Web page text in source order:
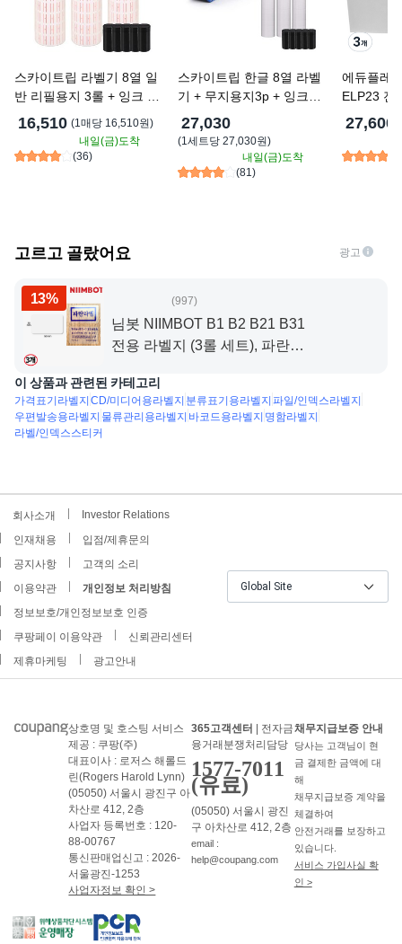
스카이트립 라벨기 8열 일
반 리필용지 3롤 + 잉크 5p
세트, 1개
16,510 (1매당 16,510원)
내일(금)도착
(36)
스카이트립 한글 8열 라벨
기 + 무지용지3p + 잉크5p
세트, 랜덤 발송, 1세트
27,030
(1세트당 27,030원)
내일(금)도착
(81)
에듀플레
ELP23 전
지 투명,
27,600
고르고 골랐어요 광고
13% 997
님봇 NIIMBOT B1 B2 B21 B31
전용 라벨지 (3롤 세트), 파란글
이 상품과 관련된 카테고리
가격표기라벨지 CD/미디어용라벨지 분류표기용라벨지 파일/인덱스라벨지
우편발송용라벨지 물류관리용라벨지 바코드용라벨지 명함라벨지
라벨/인덱스스티커
회사소개
Investor Relations
인재채용
입점/제휴문의
공지사항
고객의 소리
이용약관
개인정보 처리방침
정보보호/개인정보보호 인증
쿠팡페이 이용약관
신뢰관리센터
제휴마케팅
광고안내
Global Site
상호명 및 호스팅 서비스
제공 : 쿠팡(주)
대표이사 : 로저스 해롤드
린(Rogers Harold Lynn)
(05050) 서울시 광진구 아
차산로 412, 2층
사업자 등록번호 : 120-
88-00767
통신판매업신고 : 2026-
서울광진-1253
사업자정보 확인 >
365고객센터
| 전자금
융거래분쟁처리담당
1577-7011
(유료)
(05050) 서울시 광진
구 아차산로 412, 2층
email :
help@coupang.com
채무지급보증 안내
당사는 고객님이 현
금 결제한 금액에 대
해
채무지급보증 계약을
체결하여
안전거래를 보장하고
있습니다.
서비스 가입사실 확
인 >